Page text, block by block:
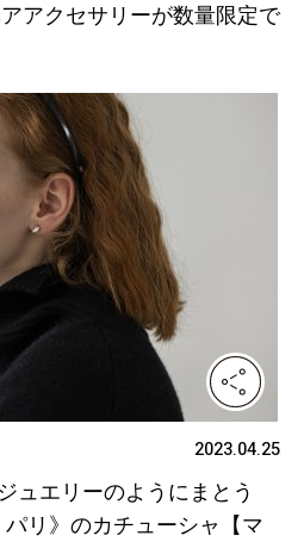
アクセサリーが数量限定で
2023.04.25
ュエリーのようにまとう
パリ》のカチューシャ【マ